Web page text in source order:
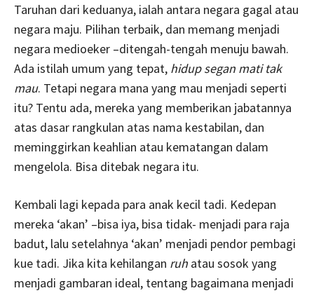
Taruhan dari keduanya, ialah antara negara gagal atau
negara maju. Pilihan terbaik, dan memang menjadi
negara medioeker –ditengah-tengah menuju bawah.
Ada istilah umum yang tepat, hidup segan mati tak
mau. Tetapi negara mana yang mau menjadi seperti
itu? Tentu ada, mereka yang memberikan jabatannya
atas dasar rangkulan atas nama kestabilan, dan
meminggirkan keahlian atau kematangan dalam
mengelola. Bisa ditebak negara itu.
Kembali lagi kepada para anak kecil tadi. Kedepan
mereka ‘akan’ –bisa iya, bisa tidak- menjadi para raja
badut, lalu setelahnya ‘akan’ menjadi pendor pembagi
kue tadi. Jika kita kehilangan ruh atau sosok yang
menjadi gambaran ideal, tentang bagaimana menjadi